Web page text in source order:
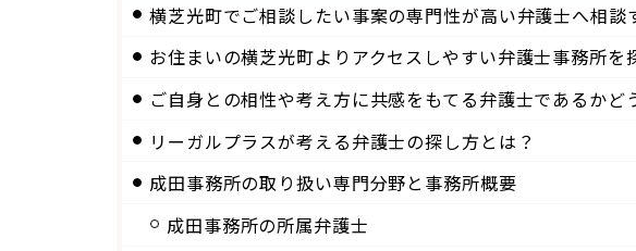
横芝光町でご相談したい事案の専門性が高い弁護士へ相談
お住まいの横芝光町よりアクセスしやすい弁護士事務所を
ご自身との相性や考え方に共感をもてる弁護士であるかど
リーガルプラスが考える弁護士の探し方とは？
成田事務所の取り扱い専門分野と事務所概要
成田事務所の所属弁護士